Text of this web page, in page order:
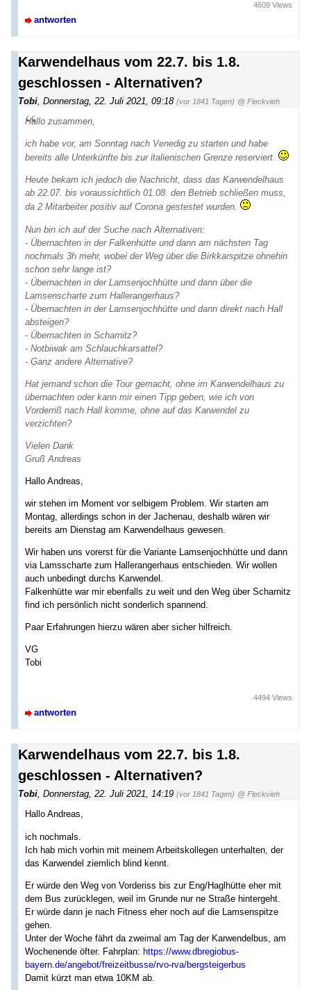
antworten
4609 Views
Karwendelhaus vom 22.7. bis 1.8.
geschlossen - Alternativen?
Tobi, Donnerstag, 22. Juli 2021, 09:18 (vor 1841 Tagen) @ Fleckvieh
Hallo zusammen,
ich habe vor, am Sonntag nach Venedig zu starten und habe
bereits alle Unterkünfte bis zur italienischen Grenze reserviert.
Heute bekam ich jedoch die Nachricht, dass das Karwendelhaus
ab 22.07. bis voraussichtlich 01.08. den Betrieb schließen muss,
da 2 Mitarbeiter positiv auf Corona gestestet wurden.
Nun bin ich auf der Suche nach Alternativen:
- Übernachten in der Falkenhütte und dann am nächsten Tag
nochmals 3h mehr, wobei der Weg über die Birkkarspitze ohnehin
schon sehr lange ist?
- Übernachten in der Lamsenjochhütte und dann über die
Lamsenscharte zum Hallerangerhaus?
- Übernachten in der Lamsenjochhütte und dann direkt nach Hall
absteigen?
- Übernachten in Scharnitz?
- Notbiwak am Schlauchkarsattel?
- Ganz andere Alternative?
Hat jemand schon die Tour gemacht, ohne im Karwendelhaus zu
übernachten oder kann mir einen Tipp geben, wie ich von
Vorderriß nach Hall komme, ohne auf das Karwendel zu
verzichten?
Vielen Dank
Gruß Andreas
Hallo Andreas,
wir stehen im Moment vor selbigem Problem. Wir starten am
Montag, allerdings schon in der Jachenau, deshalb wären wir
bereits am Dienstag am Karwendelhaus gewesen.
Wir haben uns vorerst für die Variante Lamsenjochhütte und dann
via Lamsscharte zum Hallerangerhaus entschieden. Wir wollen
auch unbedingt durchs Karwendel.
Falkenhütte war mir ebenfalls zu weit und den Weg über Scharnitz
find ich persönlich nicht sonderlich spannend.
Paar Erfahrungen hierzu wären aber sicher hilfreich.
VG
Tobi
antworten
4494 Views
Karwendelhaus vom 22.7. bis 1.8.
geschlossen - Alternativen?
Tobi, Donnerstag, 22. Juli 2021, 14:19 (vor 1841 Tagen) @ Fleckvieh
Hallo Andreas,
ich nochmals.
Ich hab mich vorhin mit meinem Arbeitskollegen unterhalten, der
das Karwendel ziemlich blind kennt.
Er würde den Weg von Vorderiss bis zur Eng/Haglhütte eher mit
dem Bus zurücklegen, weil im Grunde nur ne Straße hintergeht.
Er würde dann je nach Fitness eher noch auf die Lamsenspitze
gehen.
Unter der Woche fährt da zweimal am Tag der Karwendelbus, am
Wochenende öfter. Fahrplan: https://www.dbregiobus-
bayern.de/angebot/freizeitbusse/rvo-rva/bergsteigerbus
Damit kürzt man etwa 10KM ab.